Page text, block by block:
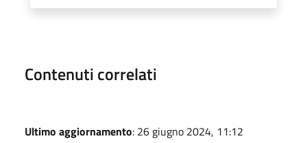
Contenuti correlati
Ultimo aggiornamento: 26 giugno 2024, 11:12